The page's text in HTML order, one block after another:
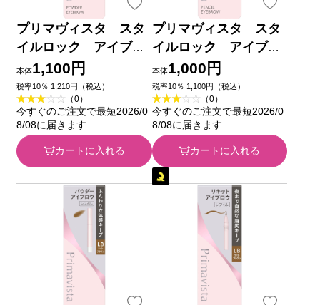
プリマヴィスタ スタ
イルロック アイブロ
ウ パウダー ＧＹ
０．２５ｇ 花王ソフィ
ーナ
本体1,100円
税率10％ 1,210円（税込）
（0）
今すぐのご注文で最短2026/0
8/08に届きます
カートに入れる
プリマヴィスタ スタ
イルロック アイブロ
ウ ペンシル ＬＢ
０．１８ｇ 花王ソフィ
ーナ
本体1,000円
税率10％ 1,100円（税込）
（0）
今すぐのご注文で最短2026/0
8/08に届きます
カートに入れる